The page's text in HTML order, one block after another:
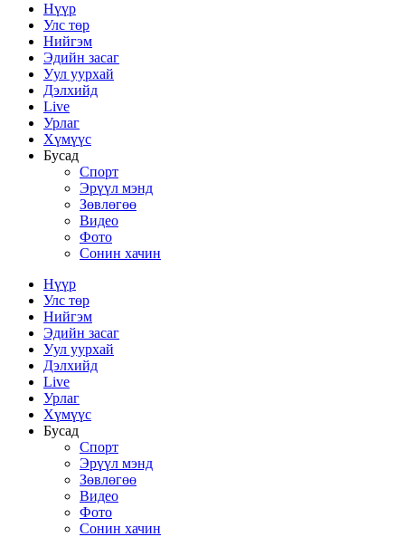
Нүүр
Улс төр
Нийгэм
Эдийн засаг
Уул уурхай
Дэлхийд
Live
Урлаг
Хүмүүс
Бусад
Спорт
Эрүүл мэнд
Зөвлөгөө
Видео
Фото
Сонин хачин
Нүүр
Улс төр
Нийгэм
Эдийн засаг
Уул уурхай
Дэлхийд
Live
Урлаг
Хүмүүс
Бусад
Спорт
Эрүүл мэнд
Зөвлөгөө
Видео
Фото
Сонин хачин